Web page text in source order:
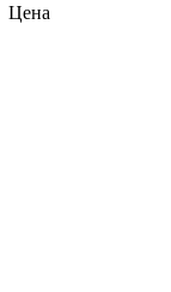
Цена